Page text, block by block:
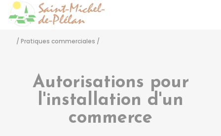
/ Pratiques commerciales /
Autorisations pour
l'installation d'un
commerce